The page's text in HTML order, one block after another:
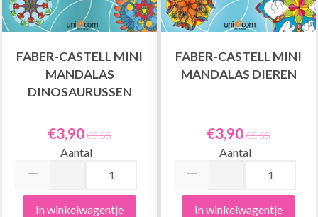
FABER-CASTELL MINI
MANDALAS
DINOSAURUSSEN
€3,90€5,55
Aantal
In winkelwagentje
FABER-CASTELL MINI
MANDALAS DIEREN
€3,90€5,55
Aantal
In winkelwagentje